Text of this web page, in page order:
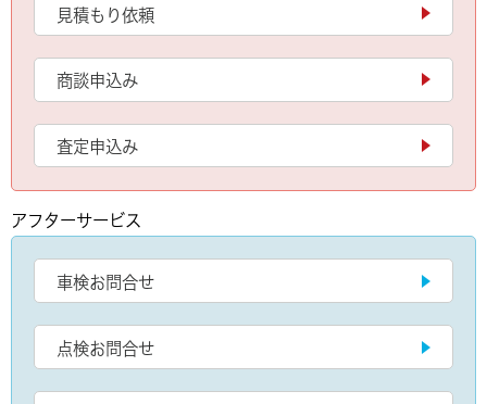
見積もり依頼
商談申込み
査定申込み
アフターサービス
車検お問合せ
点検お問合せ